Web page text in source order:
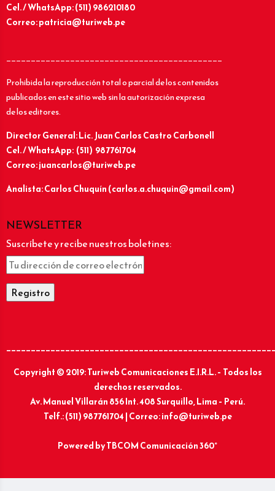
Cel. / WhatsApp: (511) 986210180
Correo: patricia@turiweb.pe
____________________________________________
Prohibida la reproducción total o parcial de los contenidos
publicados en este sitio web sin la autorización expresa
de los editores.
Director General: Lic.Juan Carlos Castro Carbonell
Cel. / WhatsApp: (511) 987761704
Correo: juancarlos@turiweb.pe
Analista: Carlos Chuquín (carlos.a.chuquin@gmail.com)
NEWSLETTER
Suscríbete y recibe nuestros boletines:
Copyright © 2019: Turiweb Comunicaciones E.I.R.L. – Todos los
derechos reservados.
Av. Manuel Villarán 856 Int. 408 Surquillo, Lima – Perú.
Telf.: (511) 987761704 | Correo: info@turiweb.pe
Powered byTBCOM Comunicación 360°